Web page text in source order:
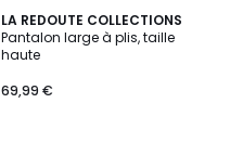
LA REDOUTE COLLECTIONS
Pantalon large à plis, taille
haute
69,99 €
4,3
/ 5
2
Couleurs